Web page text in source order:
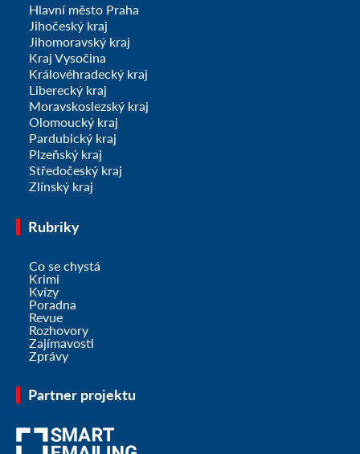
Hlavní město Praha
Jihočeský kraj
Jihomoravský kraj
Kraj Vysočina
Královéhradecký kraj
Liberecký kraj
Moravskoslezský kraj
Olomoucký kraj
Pardubický kraj
Plzeňský kraj
Středočeský kraj
Zlínský kraj
Rubriky
Co se chystá
Krimi
Kvízy
Poradna
Revue
Rozhovory
Zajímavosti
Zprávy
Partner projektu